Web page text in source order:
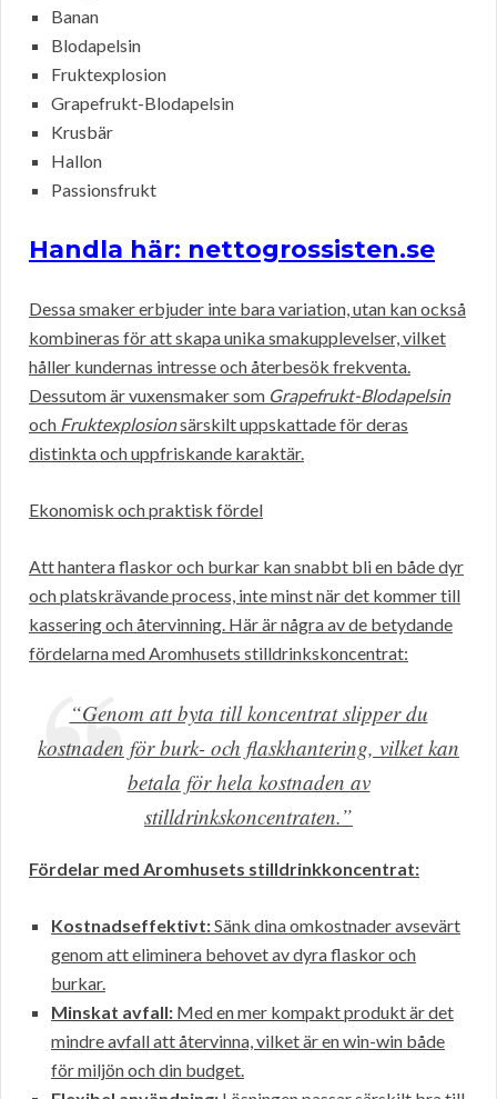
Banan
Blodapelsin
Fruktexplosion
Grapefrukt-Blodapelsin
Krusbär
Hallon
Passionsfrukt
Handla här: nettogrossisten.se
Dessa smaker erbjuder inte bara variation, utan kan också
kombineras för att skapa unika smakupplevelser, vilket
håller kundernas intresse och återbesök frekventa.
Dessutom är vuxensmaker som Grapefrukt-Blodapelsin
och Fruktexplosionsärskilt uppskattade för deras
distinkta och uppfriskande karaktär.
Ekonomisk och praktisk fördel
Att hantera flaskor och burkar kan snabbt bli en både dyr
och platskrävande process, inte minst när det kommer till
kassering och återvinning. Här är några av de betydande
fördelarna med Aromhusets stilldrinkskoncentrat:
“Genom att byta till koncentrat slipper du
kostnaden för burk- och flaskhantering, vilket kan
betala för hela kostnaden av
stilldrinkskoncentraten.”
Fördelar med Aromhusets stilldrinkkoncentrat:
Kostnadseffektivt:Sänk dina omkostnader avsevärt
genom att eliminera behovet av dyra flaskor och
burkar.
Minskat avfall: Med en mer kompakt produkt är det
mindre avfall att återvinna, vilket är en win-win både
för miljön och din budget.